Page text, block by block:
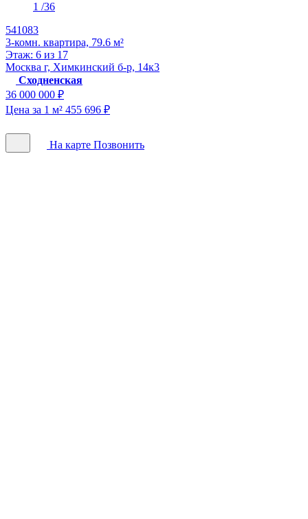
1 /36
541083
3-комн. квартира, 79.6 м²
Этаж: 6 из 17
Москва г, Химкинский б-р, 14к3
Сходненская
36 000 000 ₽
Цена за 1 м² 455 696 ₽
На карте Позвонить